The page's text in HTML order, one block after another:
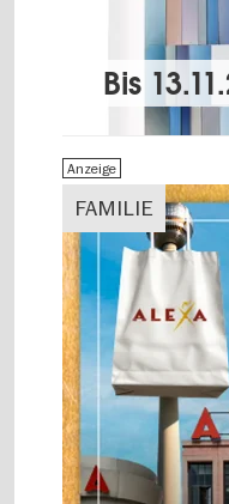
Bis
FAMILIE
Anzeige